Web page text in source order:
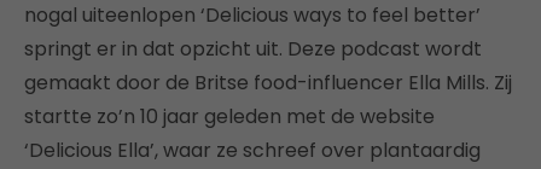
nogal uiteenlopen ‘Delicious ways to feel better’
springt er in dat opzicht uit. Deze podcast wordt
gemaakt door de Britse food-influencer Ella Mills. Zij
startte zo’n 10 jaar geleden met de website
‘Delicious Ella’, waar ze schreef over plantaardig